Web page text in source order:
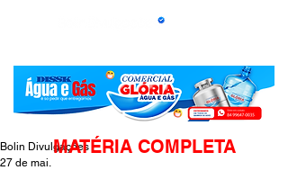
Bolin Divulgações
27 de mai.
MATÉRIA COMPLETA